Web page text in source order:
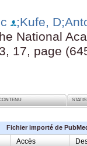
;Kufe, D
National
17, page
Fichier importé de
Accès